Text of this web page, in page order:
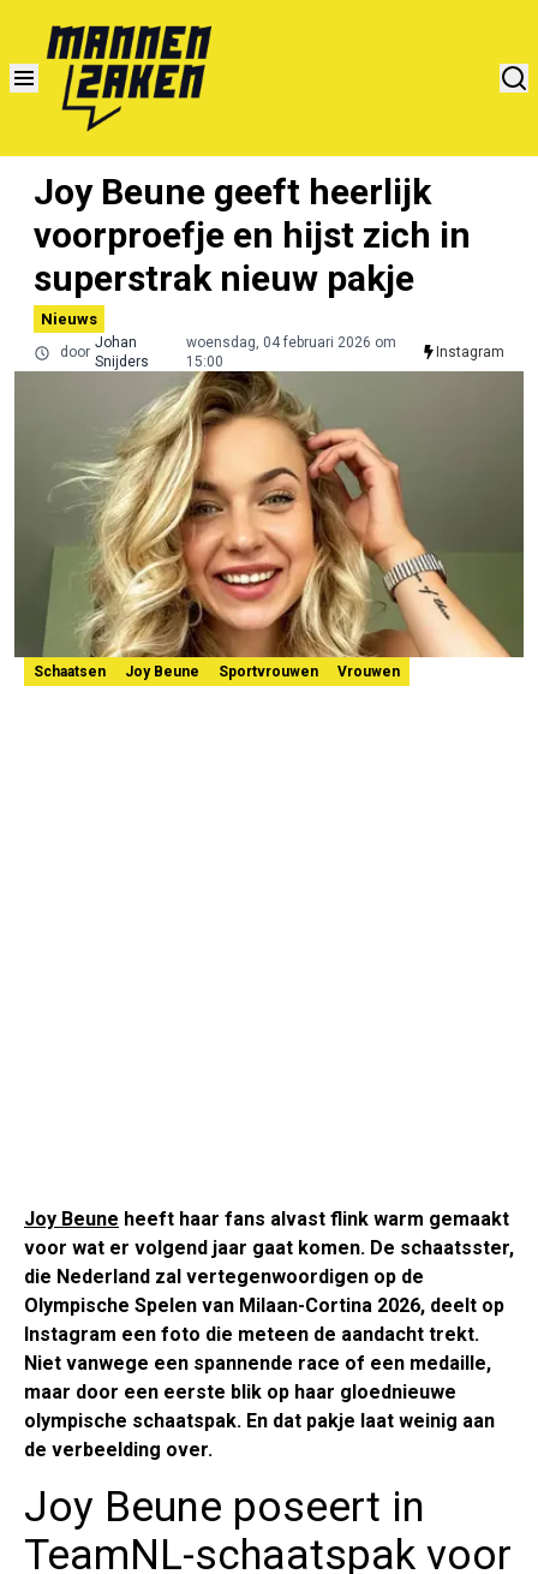
Joy Beune geeft heerlijk
voorproefje en hijst zich in
superstrak nieuw pakje
Nieuws
door
Johan
Snijders
woensdag, 04 februari 2026 om
15:00
Instagram
Schaatsen Joy Beune Sportvrouwen Vrouwen
Joy Beune heeft haar fans alvast flink warm gemaakt
voor wat er volgend jaar gaat komen. De schaatsster,
die Nederland zal vertegenwoordigen op de
Olympische Spelen van Milaan-Cortina 2026, deelt op
Instagram een foto die meteen de aandacht trekt.
Niet vanwege een spannende race of een medaille,
maar door een eerste blik op haar gloednieuwe
olympische schaatspak. En dat pakje laat weinig aan
de verbeelding over.
Joy Beune poseert in
TeamNL-schaatspak voor